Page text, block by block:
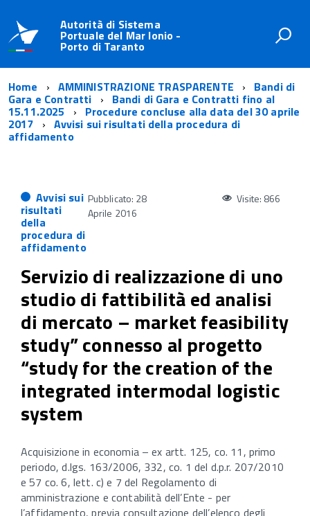
Autorità di Sistema
Portuale del Mar Ionio -
Porto di Taranto
Home AMMINISTRAZIONE TRASPARENTE Bandi di
Gara e Contratti Bandi di Gara e Contratti fino al
15.11.2025 Procedure concluse alla data del 30 aprile
2017 Avvisi sui risultati della procedura di
affidamento
Avvisi sui
risultati
della
procedura di
affidamento
Pubblicato: 28
Aprile 2016
Visite: 866
Servizio di realizzazione di uno
studio di fattibilità ed analisi
di mercato – market feasibility
study” connesso al progetto
“study for the creation of the
integrated intermodal logistic
system
Acquisizione in economia – ex artt. 125, co. 11, primo
periodo, d.lgs. 163/2006, 332, co. 1 del d.p.r. 207/2010
e 57 co. 6, lett. c) e 7 del Regolamento di
amministrazione e contabilità dell’Ente - per
l’affidamento, previa consultazione dell’elenco degli